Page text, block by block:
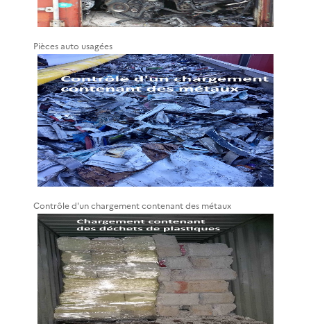
Pièces auto usagées
Contrôle d'un chargement contenant des métaux